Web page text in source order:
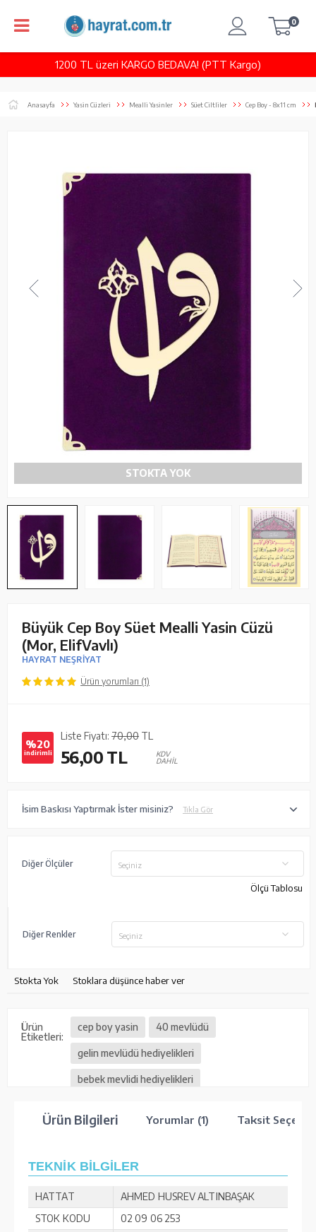
1200 TL üzeri KARGO BEDAVA! (PTT Kargo)
0
Anasayfa Yasin Cüzleri Mealli Yasinler Süet Ciltliler Cep Boy - 8x11 cm
STOKTA YOK
Büyük Cep Boy Süet Mealli Yasin Cüzü
(Mor, ElifVavlı)
HAYRAT NEŞRİYAT
Ürün yorumları (1)
%20
indirimli
Liste Fiyatı: 70,00 TL
56,00TL
KDV
DAHİL
İsim Baskısı Yaptırmak İster misiniz? Tıkla Gör
Diğer Ölçüler Seçiniz
Ölçü Tablosu
Diğer Renkler Seçiniz
Stokta Yok Stoklara düşünce haber ver
Ürün
Etiketleri:
cep boy yasin 40 mevlüdü
gelin mevlüdü hediyelikleri
bebek mevlidi hediyelikleri
Ürün Bilgileri Yorumlar (1) Taksit
TEKNİK BİLGİLER
HATTAT
AHMED HUSREV ALTINBAŞAK
STOK KODU
02 09 06 253